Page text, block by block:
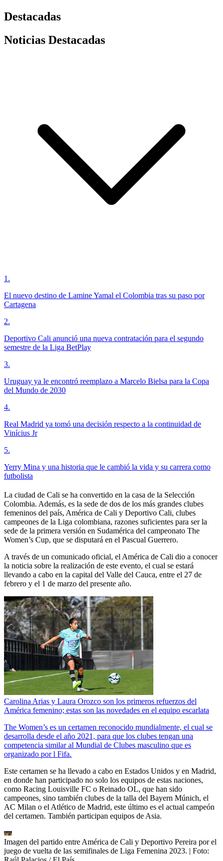
Destacadas
Noticias Destacadas
1 .
El nuevo destino de Lamine Yamal el Colombia tras su paso por
Cartagena
2.
Deportivo Cali anunció una nueva contratación para el segundo
semestre de la Liga BetPlay
3.
Uruguay ya le encontró reemplazo a Marcelo Bielsa para la Copa
del Mundo de 2030
4.
Real Madrid ya tomó una decisión respecto a la continuidad de
Vinícius Jr
5.
Yerry Mina y una historia que le cambió la vida y su carrera como
futbolista
La ciudad de Cali se ha convertido en la casa de la Selección
Colombia. Además, es la sede de dos de los más grandes clubes
femeninos del país, América de Cali y Deportivo Cali, clubes
campeones de la Liga colombiana, razones suficientes para ser la
sede de la primera versión en Sudamérica del campeonato The
Women’s Cup, que se disputará en el Pascual Guerrero.
A través de un comunicado oficial, el América de Cali dio a conocer
la noticia sobre la realización de este evento, el cual se estará
llevando a cabo en la capital del Valle del Cauca, entre el 27 de
febrero y el 1 de marzo del presente año.
Carolina Arias y Laura Orozco son los primeros refuerzos del
América femenino; estas son las novedades en el equipo escarlata
The Women’s es un certamen reconocido mundialmente, el cual se
desarrolla desde el año 2021, para que los clubes tengan una
competencia similar al Mundial de Clubes masculino que es
organizado por l Fifa.
Este certamen se ha llevado a cabo en Estados Unidos y en Madrid,
en donde han participado no solo los equipos de estas naciones,
como Racing Louisville FC o Reinado OL, que han sido
campeones, sino también clubes de la talla del Bayern Múnich, el
AC Milan o el Atlético de Madrid, este último es el actual campeón
del certamen. También participan equipos de Asia.
Imagen del partido entre América de Cali y Deportivo Pereira por el
juego de vuelta de las semifinales de Liga Femenina 2023. | Foto: